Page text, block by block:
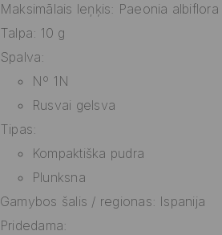
Maksimālais leņķis: Paeonia
Talpa: 10 g
Spalva:
Nº 1N
Rusvai gelsva
Tipas:
Kompaktiška pudra
Plunksna
Gamybos šalis / regionas: Ispanija
Pridedama: